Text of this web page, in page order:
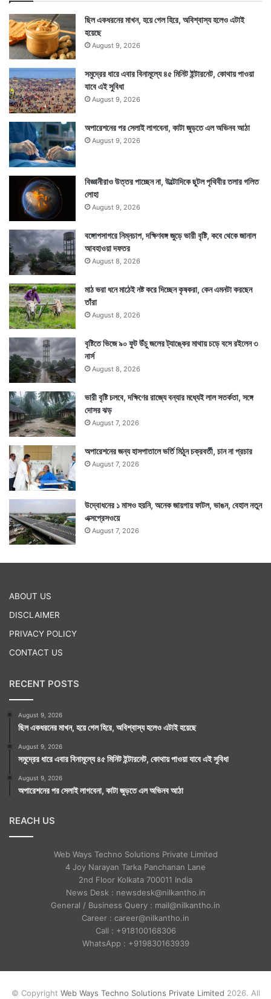
ছিল একধরনের মাখন, হয়ে গেল হিরে, অবিশ্বাস্য হলেও এটাই
হয়েছে
August 9, 2026
সমুদ্রের ধারে এবার বিনামূল্যে ৪৫ মিনিট ইন্টারনেট, কোথায় পাওয়া
যাবে এই সুবিধা
August 9, 2026
অপারেশনের পর সেলাই লাগবেনা, কাটা জুড়তে এল অভিনব আঠা
August 9, 2026
বিজ্ঞানীরাও উত্তর পাচ্ছেন না, উল্টোদিকে ছুটল পৃথিবীর তলার গলিত
লোহা
August 9, 2026
বঙ্গোপসাগরে নিম্নচাপ, দক্ষিণবঙ্গ জুড়ে ভারী বৃষ্টি, কবে থেকে জানাল
আবহাওয়া দফতর
August 8, 2026
মাঠ ভরা ধনে মাঠেই নষ্ট করে দিচ্ছেন কৃষকরা, কেন এমনটা করছেন
তাঁরা
August 8, 2026
বৃষ্টিতে ভিজে ৯০ ফুট উঁচু জলের ট্যাঙ্কের মাথায় চড়ে বসে রইলেন ৩
নার্স
August 8, 2026
ভারী বৃষ্টি চলবে, দক্ষিণের রাজ্যে বন্যার মধ্যেই লাল সতর্কতা, সঙ্গে
দোসর ঝড়
August 7, 2026
অপারেশনের জন্য হাসপাতালে ভর্তি মিঠুন চক্রবর্তী, চান না প্রচার
August 7, 2026
উদ্বোধনের ১ মাসও হয়নি, অনেক জায়গায় ফাটল, ভাঙন, বেহাল নতুন
এক্সপ্রেসওয়ে
August 7, 2026
ABOUT US
DISCLAIMER
PRIVACY POLICY
CONTACT US
RECENT POSTS
August 9, 2026
ছিল একধরনের মাখন, হয়ে গেল হিরে, অবিশ্বাস্য হলেও এটাই হয়েছে
August 9, 2026
সমুদ্রের ধারে এবার বিনামূল্যে ৪৫ মিনিট ইন্টারনেট, কোথায় পাওয়া যাবে এই সুবিধা
August 9, 2026
অপারেশনের পর সেলাই লাগবেনা, কাটা জুড়তে এল অভিনব আঠা
REACH US
Web Ways Techno Solutions Private Limited
4 Joy Narayan Tarka Panchanan Lane
2nd Floor Kolkata 700011 India
News Desk : newsdesk@nilkantho.in
General / Business Query : mail@nilkantho.in
Career : career@nilkantho.in
Call : +918100168306
WhatsApp : +919830163939
© Copyright Web Ways Techno Solutions Private Limited 2026. All